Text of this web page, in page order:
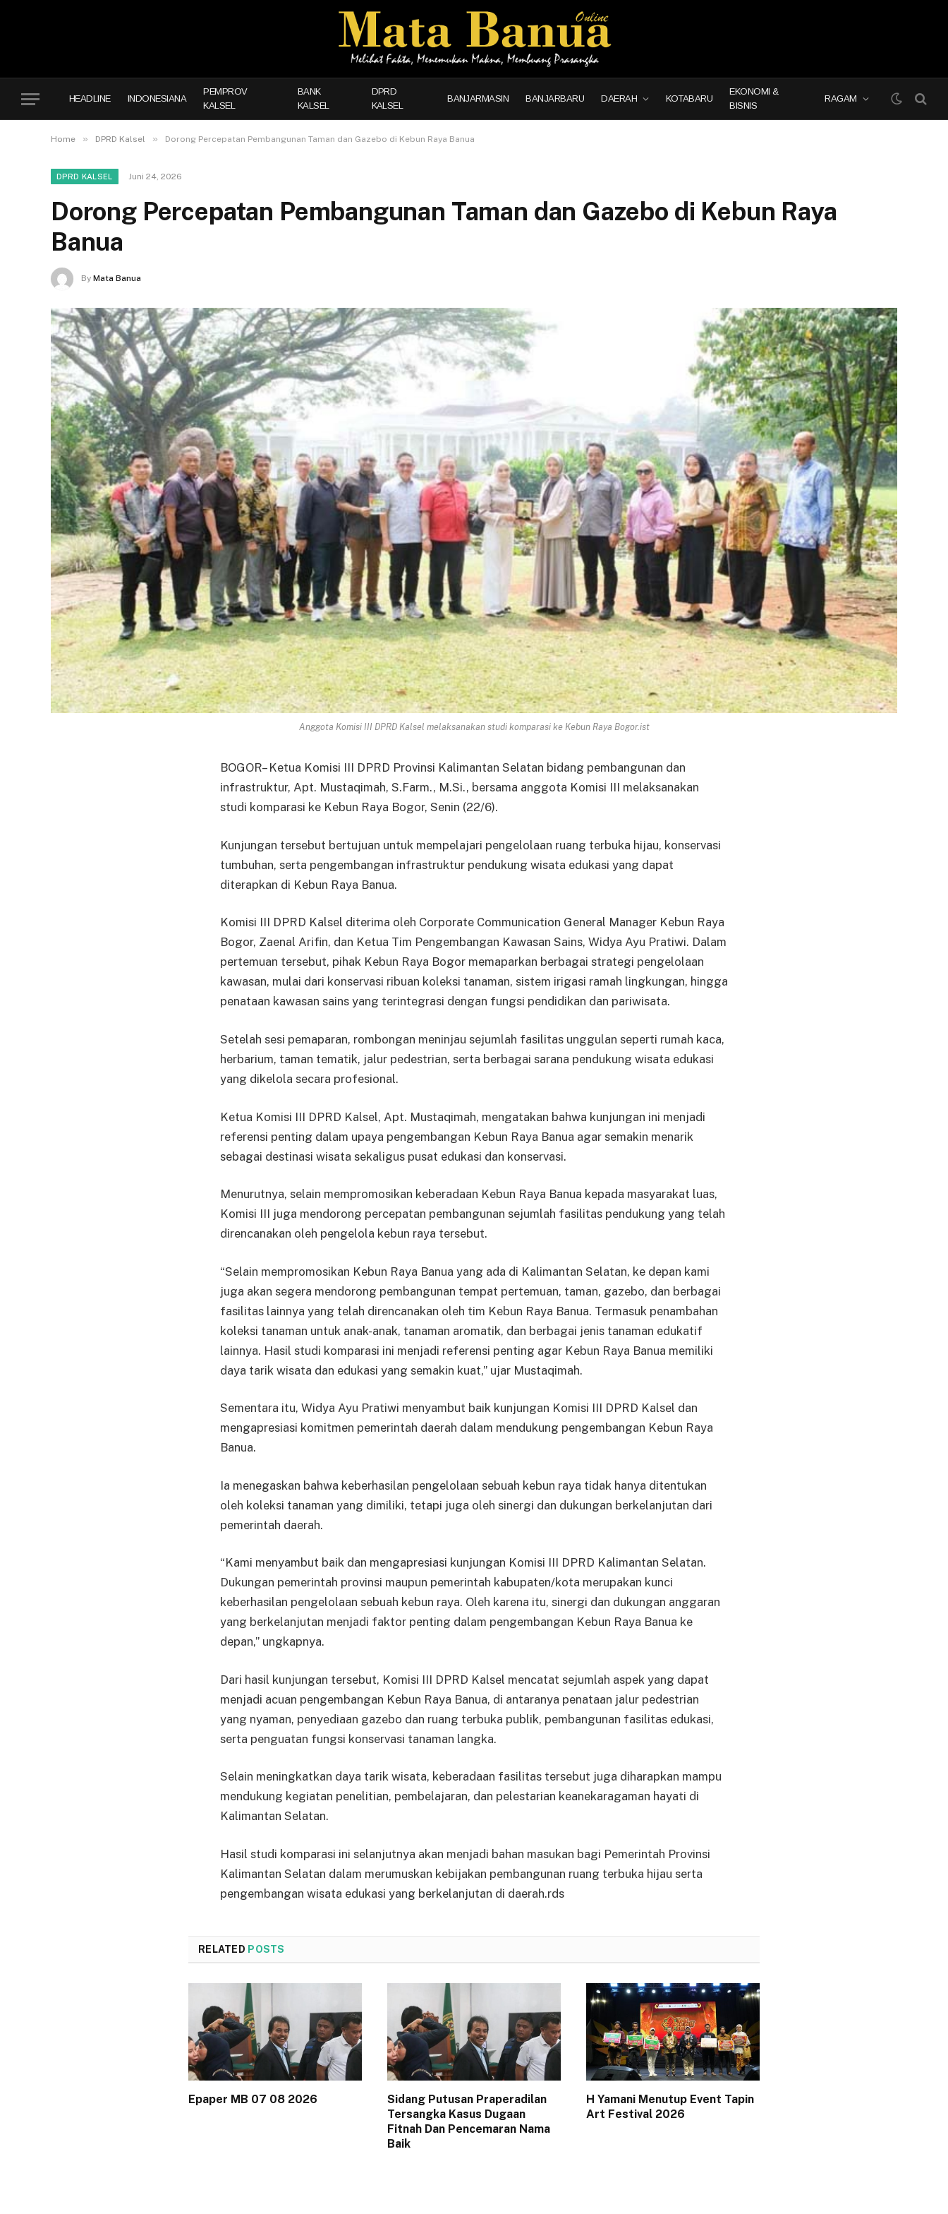
HEADLINE INDONESIANA
PEMPROV
KALSEL
BANK
KALSEL
DPRD
KALSEL
BANJARMASIN BANJARBARU DAERAH KOTABARU
EKONOMI &
BISNIS
RAGAM
Home » DPRD Kalsel » Dorong Percepatan Pembangunan Taman dan Gazebo di Kebun Raya Banua
DPRD KALSEL Juni 24, 2026
Dorong Percepatan Pembangunan Taman dan Gazebo di Kebun Raya
Banua
By Mata Banua
Anggota Komisi III DPRD Kalsel melaksanakan studi komparasi ke Kebun Raya Bogor.ist
BOGOR– Ketua Komisi III DPRD Provinsi Kalimantan Selatan bidang pembangunan dan
infrastruktur, Apt. Mustaqimah, S.Farm., M.Si., bersama anggota Komisi III melaksanakan
studi komparasi ke Kebun Raya Bogor, Senin (22/6).
Kunjungan tersebut bertujuan untuk mempelajari pengelolaan ruang terbuka hijau, konservasi
tumbuhan, serta pengembangan infrastruktur pendukung wisata edukasi yang dapat
diterapkan di Kebun Raya Banua.
Komisi III DPRD Kalsel diterima oleh Corporate Communication General Manager Kebun Raya
Bogor, Zaenal Arifin, dan Ketua Tim Pengembangan Kawasan Sains, Widya Ayu Pratiwi. Dalam
pertemuan tersebut, pihak Kebun Raya Bogor memaparkan berbagai strategi pengelolaan
kawasan, mulai dari konservasi ribuan koleksi tanaman, sistem irigasi ramah lingkungan, hingga
penataan kawasan sains yang terintegrasi dengan fungsi pendidikan dan pariwisata.
Setelah sesi pemaparan, rombongan meninjau sejumlah fasilitas unggulan seperti rumah kaca,
herbarium, taman tematik, jalur pedestrian, serta berbagai sarana pendukung wisata edukasi
yang dikelola secara profesional.
Ketua Komisi III DPRD Kalsel, Apt. Mustaqimah, mengatakan bahwa kunjungan ini menjadi
referensi penting dalam upaya pengembangan Kebun Raya Banua agar semakin menarik
sebagai destinasi wisata sekaligus pusat edukasi dan konservasi.
Menurutnya, selain mempromosikan keberadaan Kebun Raya Banua kepada masyarakat luas,
Komisi III juga mendorong percepatan pembangunan sejumlah fasilitas pendukung yang telah
direncanakan oleh pengelola kebun raya tersebut.
“Selain mempromosikan Kebun Raya Banua yang ada di Kalimantan Selatan, ke depan kami
juga akan segera mendorong pembangunan tempat pertemuan, taman, gazebo, dan berbagai
fasilitas lainnya yang telah direncanakan oleh tim Kebun Raya Banua. Termasuk penambahan
koleksi tanaman untuk anak-anak, tanaman aromatik, dan berbagai jenis tanaman edukatif
lainnya. Hasil studi komparasi ini menjadi referensi penting agar Kebun Raya Banua memiliki
daya tarik wisata dan edukasi yang semakin kuat,” ujar Mustaqimah.
Sementara itu, Widya Ayu Pratiwi menyambut baik kunjungan Komisi III DPRD Kalsel dan
mengapresiasi komitmen pemerintah daerah dalam mendukung pengembangan Kebun Raya
Banua.
Ia menegaskan bahwa keberhasilan pengelolaan sebuah kebun raya tidak hanya ditentukan
oleh koleksi tanaman yang dimiliki, tetapi juga oleh sinergi dan dukungan berkelanjutan dari
pemerintah daerah.
“Kami menyambut baik dan mengapresiasi kunjungan Komisi III DPRD Kalimantan Selatan.
Dukungan pemerintah provinsi maupun pemerintah kabupaten/kota merupakan kunci
keberhasilan pengelolaan sebuah kebun raya. Oleh karena itu, sinergi dan dukungan anggaran
yang berkelanjutan menjadi faktor penting dalam pengembangan Kebun Raya Banua ke
depan,” ungkapnya.
Dari hasil kunjungan tersebut, Komisi III DPRD Kalsel mencatat sejumlah aspek yang dapat
menjadi acuan pengembangan Kebun Raya Banua, di antaranya penataan jalur pedestrian
yang nyaman, penyediaan gazebo dan ruang terbuka publik, pembangunan fasilitas edukasi,
serta penguatan fungsi konservasi tanaman langka.
Selain meningkatkan daya tarik wisata, keberadaan fasilitas tersebut juga diharapkan mampu
mendukung kegiatan penelitian, pembelajaran, dan pelestarian keanekaragaman hayati di
Kalimantan Selatan.
Hasil studi komparasi ini selanjutnya akan menjadi bahan masukan bagi Pemerintah Provinsi
Kalimantan Selatan dalam merumuskan kebijakan pembangunan ruang terbuka hijau serta
pengembangan wisata edukasi yang berkelanjutan di daerah.rds
RELATED POSTS
Epaper MB 07 08 2026
Sidang Putusan Praperadilan
Tersangka Kasus Dugaan
Fitnah Dan Pencemaran Nama
Baik
H Yamani Menutup Event Tapin
Art Festival 2026